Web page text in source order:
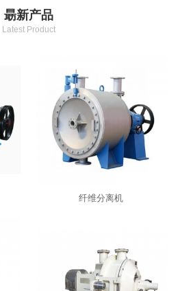
朂新产品
Latest Product
纤维分离机